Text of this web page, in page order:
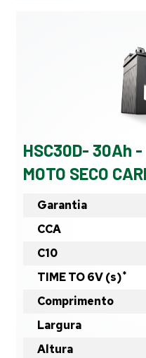
HSC30D- 30Ah -
MOTO SECO
Garantia
CCA
C10
TIME TO 6V (s)*
Comprimento
Largura
Altura